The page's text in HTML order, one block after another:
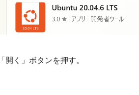
く」ボタンを押す。